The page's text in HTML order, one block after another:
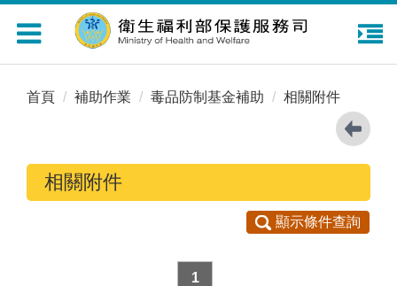
Toggle
navigation
首頁 補助作業 毒品防制基金補助 相關附件
相關附件
顯示條件查詢
1